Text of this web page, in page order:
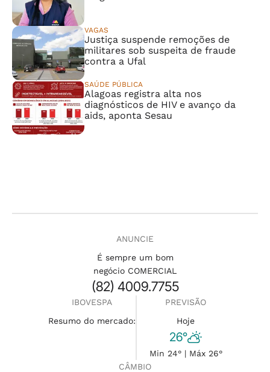
VAGAS
Justiça suspende remoções de
militares sob suspeita de fraude
contra a Ufal
SAÚDE PÚBLICA
Alagoas registra alta nos
diagnósticos de HIV e avanço da
aids, aponta Sesau
ANUNCIE
É sempre um bom
negócio COMERCIAL
(82) 4009.7755
IBOVESPA
Resumo do mercado:
PREVISÃO
Hoje
26°
Min 24° | Máx 26°
CÂMBIO